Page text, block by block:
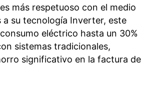
más respetuoso con el medio
a su tecnología Inverter, este
eléctrico hasta un 30%
sistemas tradicionales,
significativo en la factura de